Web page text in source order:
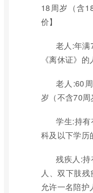
18周岁（含
价】
老人:年
《离休证》的
老人:60
岁（不含70周
学生:持
科及以下学历
残疾人:
人、双下肢残
允许一名陪护